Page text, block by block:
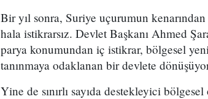
Bir yıl sonra, Suriye uçurumun
hala istikrarsız. Devlet Başkanı Ahmed
parya konumundan iç istikrar, bölgesel
tanınmaya odaklanan bir devlete
Yine de sınırlı sayıda destekleyici